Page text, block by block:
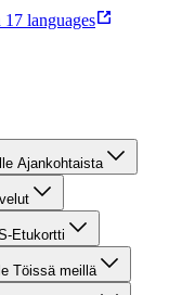
languages
Ajankohtaista
Etukortti
Töissä meillä